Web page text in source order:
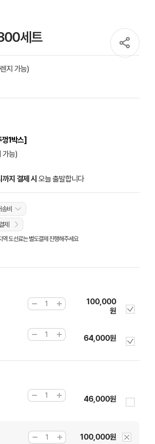
세트
지 가능)
1박스]
가능)
지 결제 시 오늘 출발합니다
비
제
도선료는 별도결제 진행해주세요
100,000
원
64,000원
46,000원
100,000원